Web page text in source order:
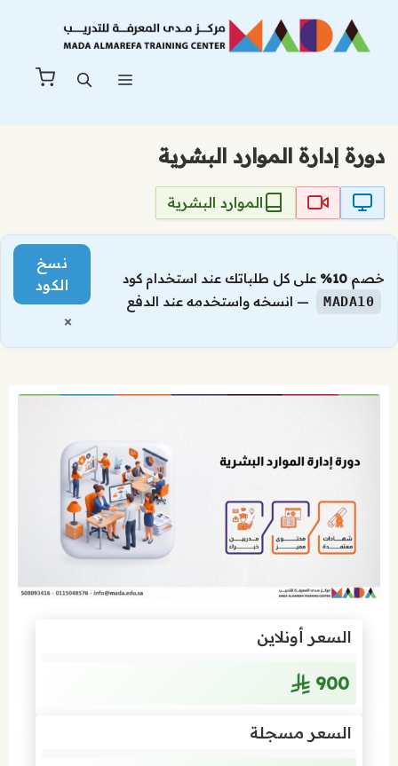
المحتوى
دورة إدارة الموارد البشرية
الموارد البشرية
خصم 10% على كل طلباتك عند استخدام كود
MADA10 — انسخه واستخدمه عند الدفع
نسخ
الكود
×
السعر أونلاين
900
السعر مسجلة